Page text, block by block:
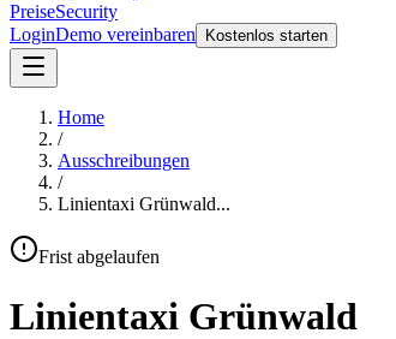
PreiseSecurity
LoginDemo vereinbaren Kostenlos starten
Home
/
Ausschreibungen
/
Linientaxi Grünwald...
Frist abgelaufen
Linientaxi Grünwald